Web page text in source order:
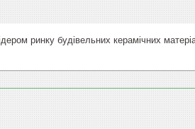
ринку будівельних керамічних